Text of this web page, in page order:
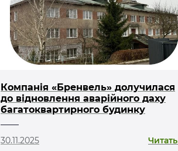
Компанія «Бренвель» долучилася
до відновлення аварійного даху
багатоквартирного будинку
30.11.2025 Читать